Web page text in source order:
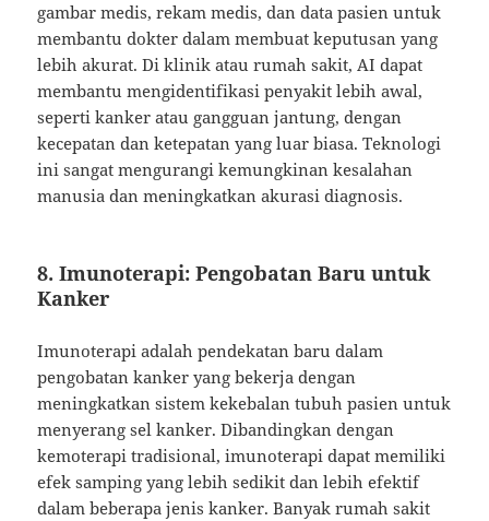
gambar medis, rekam medis, dan data pasien untuk
membantu dokter dalam membuat keputusan yang
lebih akurat. Di klinik atau rumah sakit, AI dapat
membantu mengidentifikasi penyakit lebih awal,
seperti kanker atau gangguan jantung, dengan
kecepatan dan ketepatan yang luar biasa. Teknologi
ini sangat mengurangi kemungkinan kesalahan
manusia dan meningkatkan akurasi diagnosis.
8.Imunoterapi: Pengobatan Baru untuk
Kanker
Imunoterapi adalah pendekatan baru dalam
pengobatan kanker yang bekerja dengan
meningkatkan sistem kekebalan tubuh pasien untuk
menyerang sel kanker. Dibandingkan dengan
kemoterapi tradisional, imunoterapi dapat memiliki
efek samping yang lebih sedikit dan lebih efektif
dalam beberapa jenis kanker. Banyak rumah sakit